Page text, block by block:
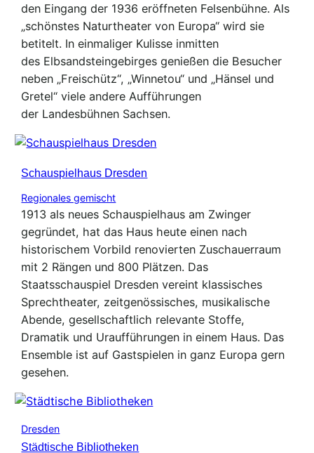
den Eingang der 1936 eröffneten Felsenbühne. Als
„schönstes Naturtheater von Europa“ wird sie
betitelt. In einmaliger Kulisse inmitten
des Elbsandsteingebirges genießen die Besucher
neben „Freischütz“, „Winnetou“ und „Hänsel und
Gretel“ viele andere Aufführungen
der Landesbühnen Sachsen.
Schauspielhaus Dresden
Regionales gemischt
1913 als neues Schauspielhaus am Zwinger
gegründet, hat das Haus heute einen nach
historischem Vorbild renovierten Zuschauerraum
mit 2 Rängen und 800 Plätzen. Das
Staatsschauspiel Dresden vereint klassisches
Sprechtheater, zeitgenössisches, musikalische
Abende, gesellschaftlich relevante Stoffe,
Dramatik und Uraufführungen in einem Haus. Das
Ensemble ist auf Gastspielen in ganz Europa gern
gesehen.
Dresden
Städtische Bibliotheken